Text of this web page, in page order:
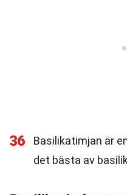
36
Basilikatimjan är
det bästa av